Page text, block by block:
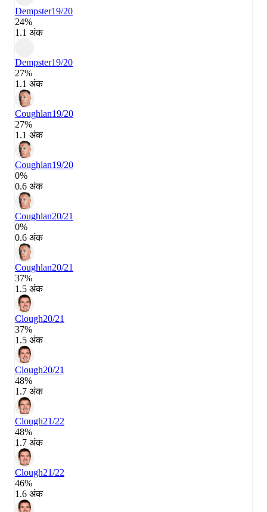
Dempster19/20
24%
1.1 अंक
Dempster19/20
27%
1.1 अंक
Coughlan19/20
27%
1.1 अंक
Coughlan19/20
0%
0.6 अंक
Coughlan20/21
0%
0.6 अंक
Coughlan20/21
37%
1.5 अंक
Clough20/21
37%
1.5 अंक
Clough20/21
48%
1.7 अंक
Clough21/22
48%
1.7 अंक
Clough21/22
46%
1.6 अंक